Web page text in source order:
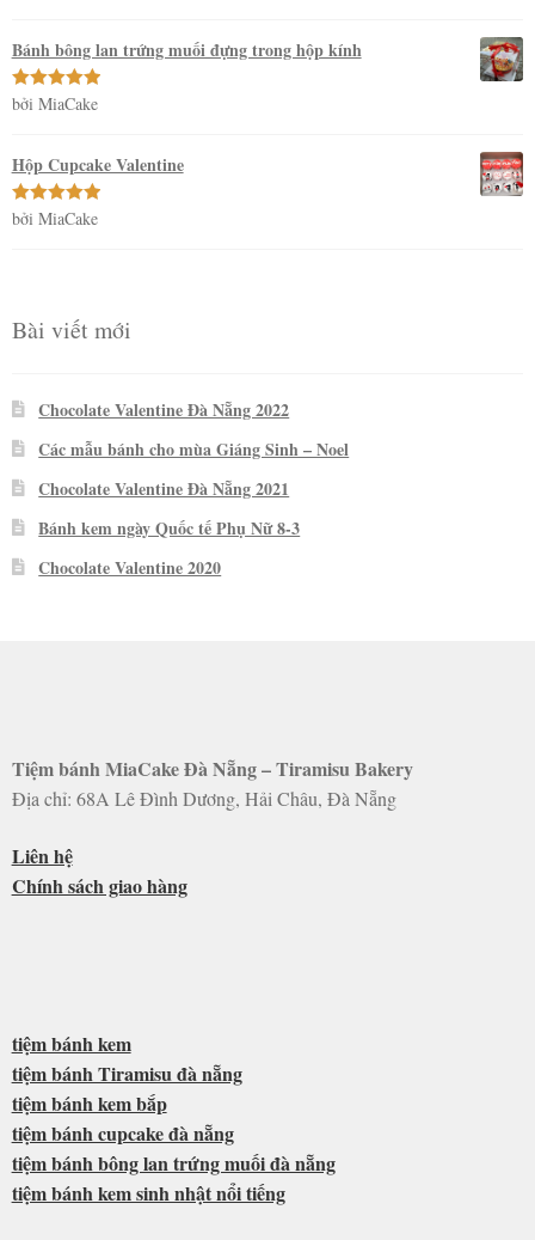
Bánh bông lan trứng muối đựng trong hộp kính
Được xếp
bởi MiaCake
Hộp Cupcake Valentine
Được xếp
bởi MiaCake
Bài viết mới
Chocolate Valentine Đà Nẵng 2022
Các mẫu bánh cho mùa Giáng Sinh – Noel
Chocolate Valentine Đà Nẵng 2021
Bánh kem ngày Quốc tế Phụ Nữ 8-3
Chocolate Valentine 2020
Tiệm bánh MiaCake Đà Nẵng – Tiramisu Bakery
Địa chỉ: 68A Lê Đình Dương, Hải Châu, Đà Nẵng
Liên hệ
Chính sách giao hàng
tiệm bánh kem
tiệm bánh Tiramisu đà nẵng
tiệm bánh kem bắp
tiệm bánh cupcake đà nẵng
tiệm bánh bông lan trứng muối đà nẵng
tiệm bánh kem sinh nhật nổi tiếng